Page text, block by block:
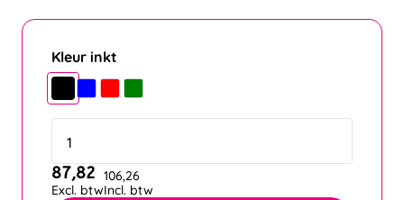
Kleur inkt
87,82
Excl. btw
106,26
Incl. btw